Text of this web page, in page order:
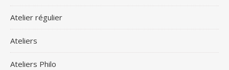
Atelier régulier
Ateliers
Ateliers Philo